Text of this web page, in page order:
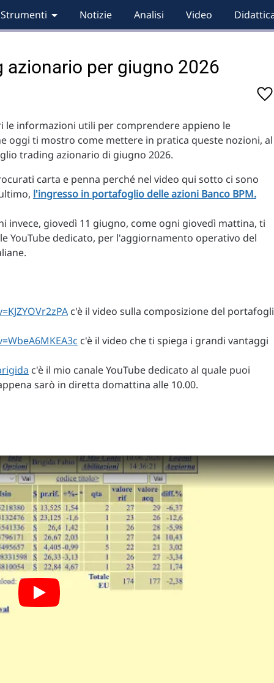
Strumenti Notizie Analisi Video
per giugno 2026
informazioni utili per comprendere appieno le
oggi ti mostro come mettere in pratica queste nozioni, al
trading azionario di giugno 2026.
carta e penna perché nel video qui sotto ci sono
l'ingresso in portafoglio delle azioni Banco BPM.
invece, giovedì 11 giugno, come ogni giovedì mattina, ti
YouTube dedicato, per l'aggiornamento operativo del
c'è il video sulla composizione del
c'è il video che ti spiega i grandi vantaggi
c'è il mio canale YouTube dedicato al quale puoi
sarò in diretta domattina alle 10.00.